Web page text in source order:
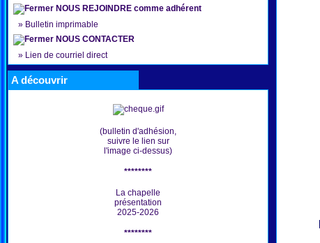
NOUS REJOINDRE comme adhérent
» Bulletin imprimable
NOUS CONTACTER
» Lien de courriel direct
A découvrir
(bulletin d'adhésion,
suivre le lien sur
l'image ci-dessus)
********
La chapelle
présentation
2025-2026
********